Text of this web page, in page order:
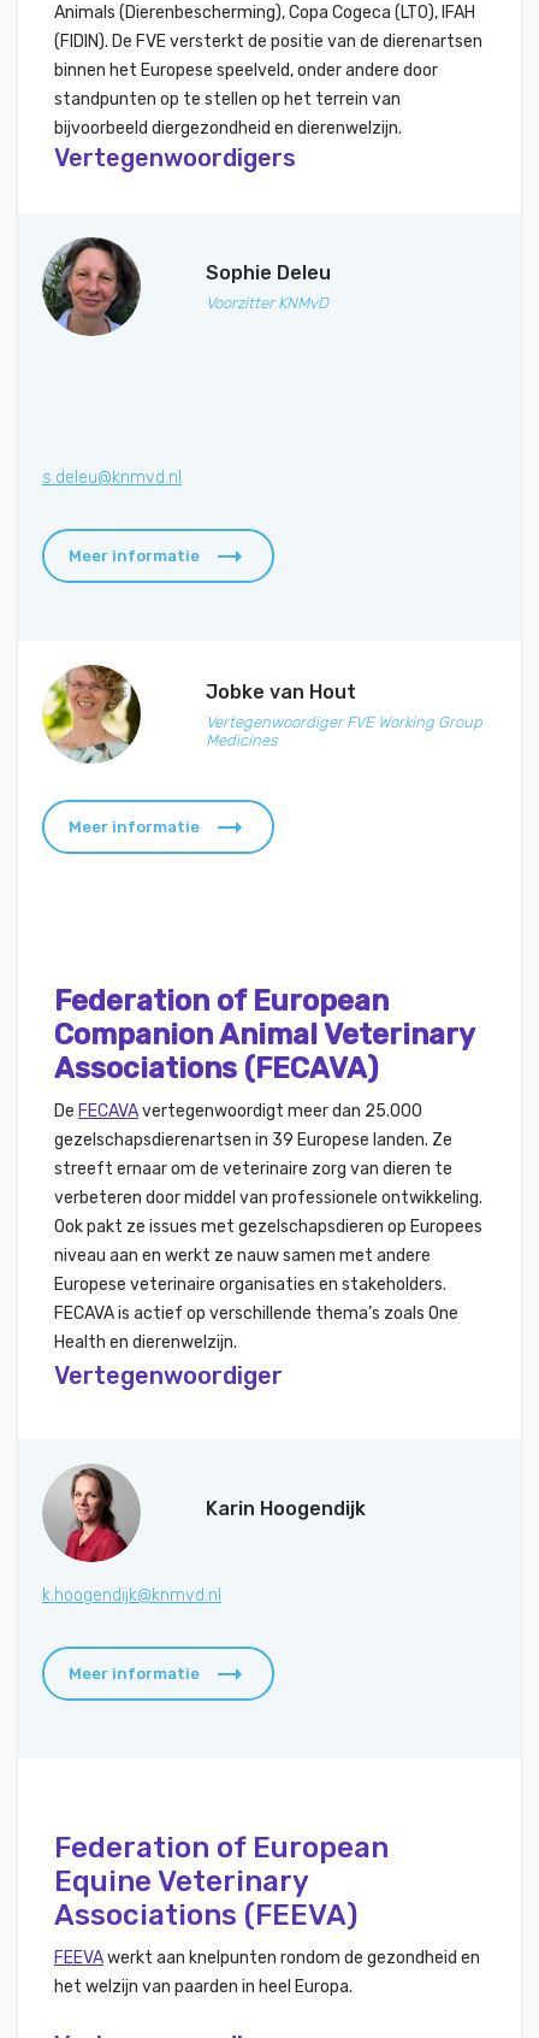
Animals (Dierenbescherming), Copa Cogeca (LTO), IFAH
(FIDIN). De FVE versterkt de positie van de dierenartsen
binnen het Europese speelveld, onder andere door
standpunten op te stellen op het terrein van
bijvoorbeeld diergezondheid en dierenwelzijn.
Vertegenwoordigers
Sophie Deleu
Voorzitter KNMvD
s.deleu@knmvd.nl
Meer informatie
Jobke van Hout
Vertegenwoordiger FVE Working Group
Medicines
Meer informatie
Federation of European
Companion Animal Veterinary
Associations (FECAVA)
De FECAVAvertegenwoordigt meer dan 25.000
gezelschapsdierenartsen in 39 Europese landen. Ze
streeft ernaar om de veterinaire zorg van dieren te
verbeteren door middel van professionele ontwikkeling.
Ook pakt ze issues met gezelschapsdieren op Europees
niveau aan en werkt ze nauw samen met andere
Europese veterinaire organisaties en stakeholders.
FECAVA is actief op verschillende thema’s zoals One
Health en dierenwelzijn.
Vertegenwoordiger
Karin Hoogendijk
k.hoogendijk@knmvd.nl
Meer informatie
Federation of European
Equine Veterinary
Associations (FEEVA)
FEEVAwerkt aan knelpunten rondom de gezondheid en
het welzijn van paarden in heel Europa.